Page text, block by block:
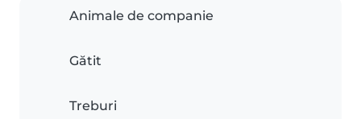
Animale de companie
Gătit
Treburi